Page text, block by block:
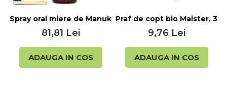
Spray oral miere de Manuka MGO 400+ UMF 13+ cu
81,81 Lei
ADAUGA IN COS
Praf de copt bio Maister,
9,76 Lei
ADAUGA IN COS